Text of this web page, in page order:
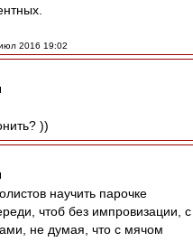
2016 19:02
))
научить парочке
чтоб без импровизации, с
не думая, что с мячом